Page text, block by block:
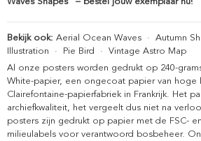
Bekijk ook: Aerial Ocean Waves · Autumn
Illustration · Pie Bird · Vintage Astro Map
Al onze posters worden gedrukt op 240-
White-papier, een ongecoat papier van hoge
Clairefontaine-papierfabriek in Frankrijk. Het
archiefkwaliteit, het vergeelt dus niet na
posters zijn gedrukt op papier met de FSC-
milieulabels voor verantwoord bosbeheer.